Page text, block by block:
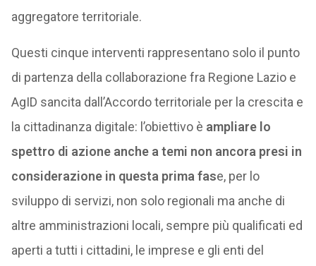
aggregatore territoriale.
Questi cinque interventi rappresentano solo il punto
di partenza della collaborazione fra Regione Lazio e
AgID sancita dall’Accordo territoriale per la crescita e
la cittadinanza digitale: l’obiettivo è ampliare lo
spettro di azione anche a temi non ancora presi in
considerazione in questa prima fase, per lo
sviluppo di servizi, non solo regionali ma anche di
altre amministrazioni locali, sempre più qualificati ed
aperti a tutti i cittadini, le imprese e gli enti del